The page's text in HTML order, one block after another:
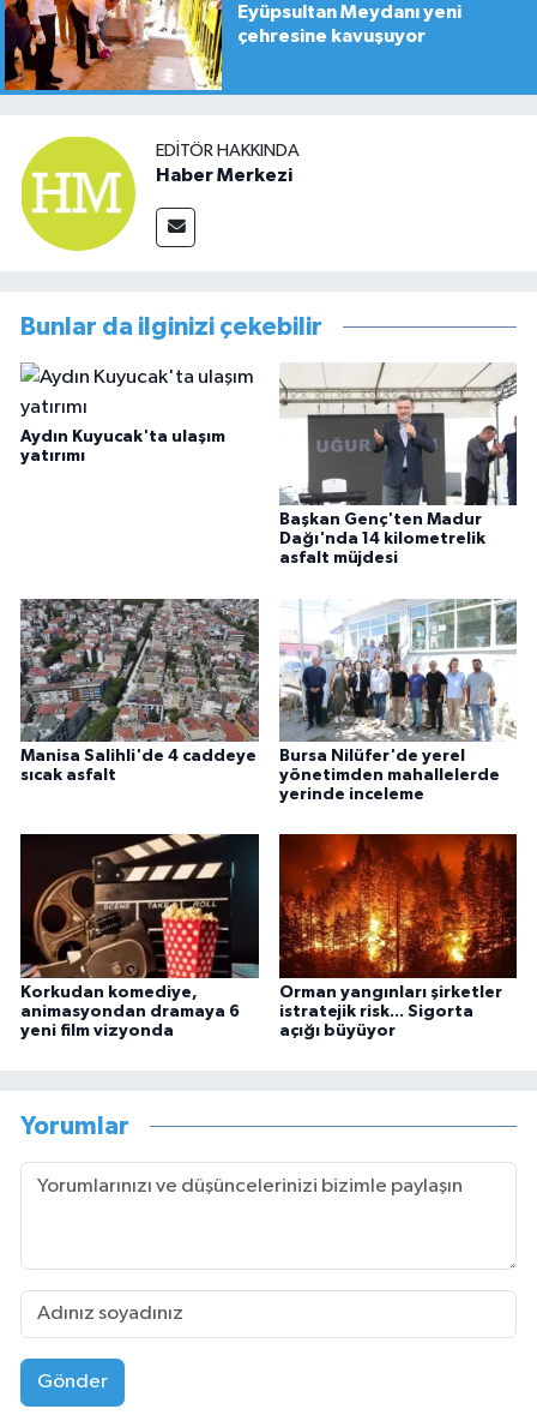
Eyüpsultan Meydanı yeni
çehresine kavuşuyor
EDITÖR HAKKINDA
Haber Merkezi
Bunlar da ilginizi çekebilir
Aydın Kuyucak'ta ulaşım
yatırımı
Başkan Genç'ten Madur
Dağı'nda 14 kilometrelik
asfalt müjdesi
Manisa Salihli'de 4 caddeye
sıcak asfalt
Bursa Nilüfer'de yerel
yönetimden mahallelerde
yerinde inceleme
Korkudan komediye,
animasyondan dramaya 6
yeni film vizyonda
Orman yangınları şirketler
istratejik risk... Sigorta
açığı büyüyor
Yorumlar
Gönder